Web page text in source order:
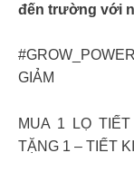
đến trường với
GIẢM
MUA 1 LỌ
TẶNG 1 – TIẾT